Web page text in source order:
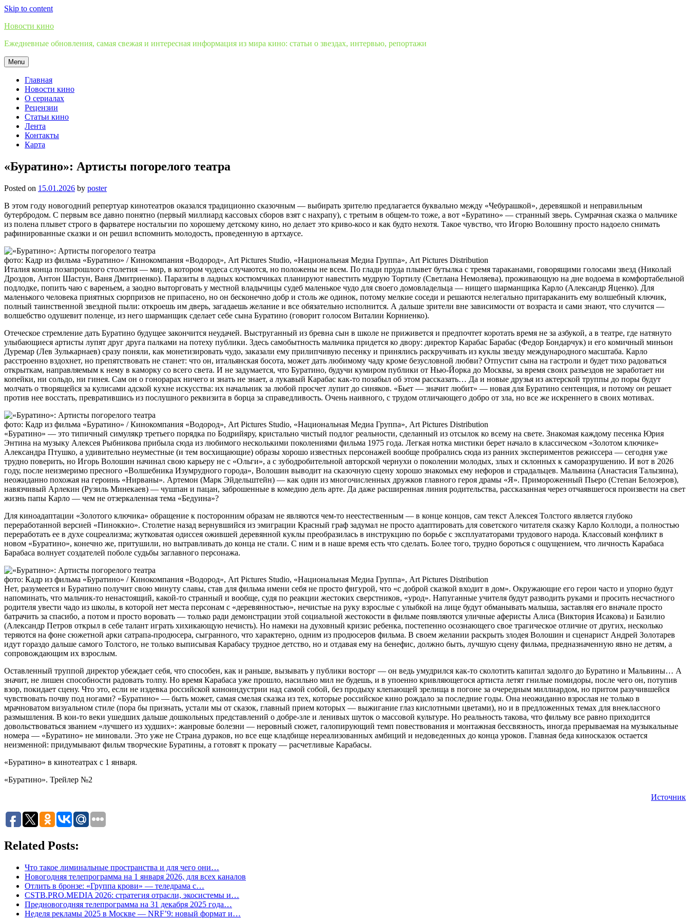
Skip to content
Новости кино
Ежедневные обновления, самая свежая и интересная информация из мира кино: статьи о звездах, интервью, репортажи
Menu
Главная
Новости кино
О сериалах
Рецензии
Статьи кино
Лента
Контакты
Карта
«Буратино»: Артисты погорелого театра
Posted on 15.01.2026 by poster
В этом году новогодний репертуар кинотеатров оказался традиционно сказочным — выбирать зрителю предлагается буквально между «Чебурашкой», деревяшкой и неправильным
бутербродом. С первым все давно понятно (первый миллиард кассовых сборов взят с нахрапу), с третьим в общем-то тоже, а вот «Буратино» — странный зверь. Сумрачная сказка о мальчике
из полена плывет строго в фарватере ностальгии по хорошему детскому кино, но делает это криво-косо и как будто нехотя. Такое чувство, что Игорю Волошину просто надоело снимать
рафинированные сказки и он решил вспомнить молодость, проведенную в артхаусе.
фото: Кадр из фильма «Буратино» / Кинокомпания «Водород», Art Pictures Studio, «Национальная Медиа Группа», Art Pictures Distribution
Италия конца позапрошлого столетия — мир, в котором чудеса случаются, но положены не всем. По глади пруда плывет бутылка с тремя тараканами, говорящими голосами звезд (Николай
Дроздов, Антон Шастун, Ваня Дмитриенко). Паразиты в ладных костюмчиках планируют навестить мудрую Тортилу (Светлана Немоляева), проживающую на дне водоема в комфортабельной
подлодке, попить чаю с вареньем, а заодно выторговать у местной владычицы судеб маленькое чудо для своего домовладельца — нищего шарманщика Карло (Александр Яценко). Для
маленького человека приятных сюрпризов не припасено, но он бесконечно добр и столь же одинок, потому мелкие соседи и решаются нелегально притараканить ему волшебный ключик,
полный таинственной звездной пыли: откроешь им дверь, загадаешь желание и все обязательно исполнится. А дальше зрители вне зависимости от возраста и сами знают, что случится —
волшебство одушевит поленце, из него шарманщик сделает себе сына Буратино (говорит голосом Виталии Корниенко).
Отеческое стремление дать Буратино будущее закончится неудачей. Выструганный из бревна сын в школе не приживется и предпочтет коротать время не за азбукой, а в театре, где натянуто
улыбающиеся артисты лупят друг друга палками на потеху публики. Здесь самобытность мальчика придется ко двору: директор Карабас Барабас (Федор Бондарчук) и его комичный миньон
Дуремар (Лев Зулькарнаев) сразу поняли, как монетизировать чудо, заказали ему прилипчивую песенку и принялись раскручивать из куклы звезду международного масштаба. Карло
расстроенно вздохнет, но препятствовать не станет: что он, итальянская босота, может дать любимому чаду кроме безусловной любви? Отпустит сына на гастроли и будет тихо радоваться
открыткам, направляемым к нему в каморку со всего света. И не задумается, что Буратино, будучи кумиром публики от Нью-Йорка до Москвы, за время своих разъездов не заработает ни
копейки, ни сольдо, ни гинея. Сам он о гонорарах ничего и знать не знает, а лукавый Карабас как-то позабыл об этом рассказать… Да и новые друзья из актерской труппы до поры будут
молчать о творящейся за кулисами адской кухне искусства: их начальник за любой просчет лупит до синяков. «Бьет — значит любит» — новая для Буратино сентенция, и потому он решает
против нее восстать, превратившись из послушного реквизита в борца за справедливость. Очень наивного, с трудом отличающего добро от зла, но все же искреннего в своих мотивах.
фото: Кадр из фильма «Буратино» / Кинокомпания «Водород», Art Pictures Studio, «Национальная Медиа Группа», Art Pictures Distribution
«Буратино» — это типичный симулякр третьего порядка по Бодрийяру, кристально чистый подлог реальности, сделанный из отсылок ко всему на свете. Знакомая каждому песенка Юрия
Энтина на музыку Алексея Рыбникова прибыла сюда из любимого несколькими поколениями фильма 1975 года. Легкая нотка мистики берет начало в классическом «Золотом ключике»
Александра Птушко, а удивительно неуместные (и тем восхищающие) образы хорошо известных персонажей вообще пробрались сюда из ранних экспериментов режиссера — сегодня уже
трудно поверить, но Игорь Волошин начинал свою карьеру не с «Ольги», а с зубодробительной авторской чернухи о поколении молодых, злых и склонных к саморазрушению. И вот в 2026
году, после неизмеримо пресного «Волшебника Изумрудного города», Волошин выводит на сказочную сцену хорошо знакомых ему нефоров и страдальцев. Мальвина (Анастасия Талызина),
неожиданно похожая на героинь «Нирваны». Артемон (Марк Эйдельштейн) — как один из многочисленных дружков главного героя драмы «Я». Примороженный Пьеро (Степан Белозеров),
навязчивый Арлекин (Рузиль Минекаев) — чушпан и пацан, заброшенные в комедию дель арте. Да даже расширенная линия родительства, рассказанная через отчаявшегося произвести на свет
жизнь папы Карло — чем не отзеркаленная тема «Бедуина»?
Для киноадаптации «Золотого ключика» обращение к посторонним образам не являются чем-то неестественным — в конце концов, сам текст Алексея Толстого является глубоко
переработанной версией «Пиноккио». Столетие назад вернувшийся из эмиграции Красный граф задумал не просто адаптировать для советского читателя сказку Карло Коллоди, а полностью
переработать ее в духе соцреализма; жутковатая одиссея ожившей деревянной куклы преобразилась в инструкцию по борьбе с эксплуататорами трудового народа. Классовый конфликт в
новом «Буратино», конечно же, притушили, но вытравливать до конца не стали. С ним и в наше время есть что сделать. Более того, трудно бороться с ощущением, что личность Карабаса
Барабаса волнует создателей поболе судьбы заглавного персонажа.
фото: Кадр из фильма «Буратино» / Кинокомпания «Водород», Art Pictures Studio, «Национальная Медиа Группа», Art Pictures Distribution
Нет, разумеется и Буратино получит свою минуту славы, став для фильма имени себя не просто фигурой, что «с доброй сказкой входит в дом». Окружающие его герои часто и упорно будут
напоминать, что мальчик-то ненастоящий, какой-то странный и вообще, судя по реакции жестоких сверстников, «урод». Напуганные учителя будут разводить руками и просить несчастного
родителя увести чадо из школы, в которой нет места персонам с «деревянностью», нечистые на руку взрослые с улыбкой на лице будут обманывать малыша, заставляя его вначале просто
батрачить за спасибо, а потом и просто воровать — только ради демонстрации этой социальной жестокости в фильме появляются уличные аферисты Алиса (Виктория Исакова) и Базилио
(Александр Петров открыл в себе талант играть хихикающую нечисть). Но намеки на духовный кризис ребенка, постепенно осознающего свое трагическое отличие от других, несколько
теряются на фоне сюжетной арки сатрапа-продюсера, сыгранного, что характерно, одним из продюсеров фильма. В своем желании раскрыть злодея Волошин и сценарист Андрей Золотарев
идут гораздо дальше самого Толстого, не только выписывая Карабасу трудное детство, но и отдавая ему на бенефис, должно быть, лучшую сцену фильма, предназначенную явно не детям, а
сопровождающим их взрослым.
Оставленный труппой директор убеждает себя, что способен, как и раньше, вызывать у публики восторг — он ведь умудрился как-то сколотить капитал задолго до Буратино и Мальвины… А
значит, не лишен способности радовать толпу. Но время Карабаса уже прошло, насильно мил не будешь, и в упоенно кривляющегося артиста летят гнилые помидоры, после чего он, потупив
взор, покидает сцену. Что это, если не издевка российской киноиндустрии над самой собой, без продыху клепающей зрелища в погоне за очередным миллиардом, но притом разучившейся
чувствовать почву под ногами? «Буратино» — быть может, самая смелая сказка из тех, которые российское кино рождало за последние годы. Она неожиданно взрослая не только в
мрачноватом визуальном стиле (пора бы признать, устали мы от сказок, главный прием которых — выжигание глаз кислотными цветами), но и в предложенных темах для внеклассного
размышления. В кои-то веки ушедших дальше дошкольных представлений о добре-зле и ленивых шуток о массовой культуре. Но реальность такова, что фильму все равно приходится
довольствоваться званием «лучшего из худших»: жанровые болезни — неровный сюжет, галопирующий темп повествования и монтажная бессвязность, иногда прерываемая на музыкальные
номера — «Буратино» не миновали. Это уже не Страна дураков, но все еще кладбище нереализованных амбиций и недоведенных до конца уроков. Главная беда киносказок остается
неизменной: придумывают фильм творческие Буратины, а готовят к прокату — расчетливые Карабасы.
«Буратино» в кинотеатрах с 1 января.
«Буратино». Трейлер №2
Источник
Related Posts:
Что такое лиминальные пространства и для чего они…
Новогодняя телепрограмма на 1 января 2026, для всех каналов
Отлить в бронзе: «Группа крови» — теледрама с…
CSTB.PRO.MEDIA 2026: стратегия отрасли, экосистемы и…
Предновогодняя телепрограмма на 31 декабря 2025 года…
Неделя рекламы 2025 в Москве — NRF’9: новый формат и…